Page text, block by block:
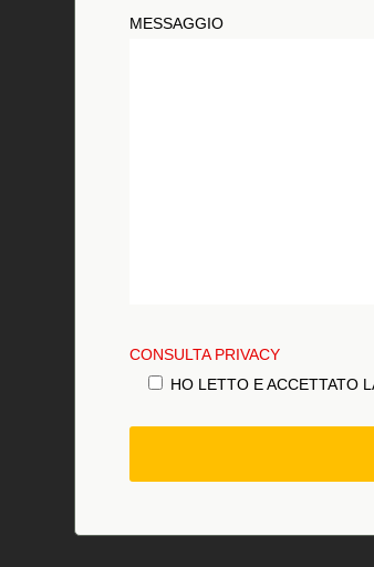
MESSAGGIO
CONSULTA PRIVACY
HO LETTO E ACCETTATO